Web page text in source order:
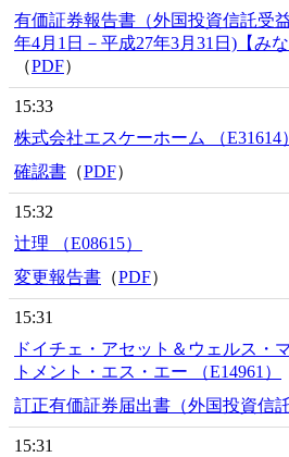
有価証券報告書（外国投資信託受
年4月1日－平成27年3月31日)【み
（PDF）
15:33
株式会社エスケーホーム （E31614）
確認書 （PDF）
15:32
辻理 （E08615）
変更報告書 （PDF）
15:31
ドイチェ・アセット＆ウェルス・
トメント・エス・エー （E14961）
訂正有価証券届出書（外国投資信
15:31